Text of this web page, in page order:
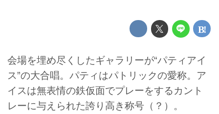
会場を埋め尽くしたギャラリーが“パティアイ
ス”の大合唱。パティはパトリックの愛称。ア
イスは無表情の鉄仮面でプレーをするカント
レーに与えられた誇り高き称号（？）。